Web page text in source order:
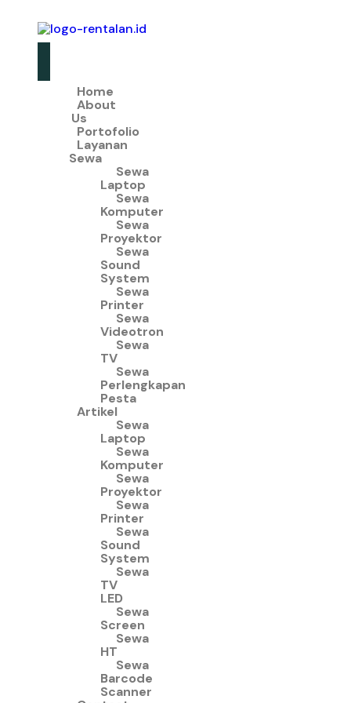
Home
About
Us
Portofolio
Layanan
Sewa
Sewa
Laptop
Sewa
Komputer
Sewa
Proyektor
Sewa
Sound
System
Sewa
Printer
Sewa
Videotron
Sewa
TV
Sewa
Perlengkapan
Pesta
Artikel
Sewa
Laptop
Sewa
Komputer
Sewa
Proyektor
Sewa
Printer
Sewa
Sound
System
Sewa
TV
LED
Sewa
Screen
Sewa
HT
Sewa
Barcode
Scanner